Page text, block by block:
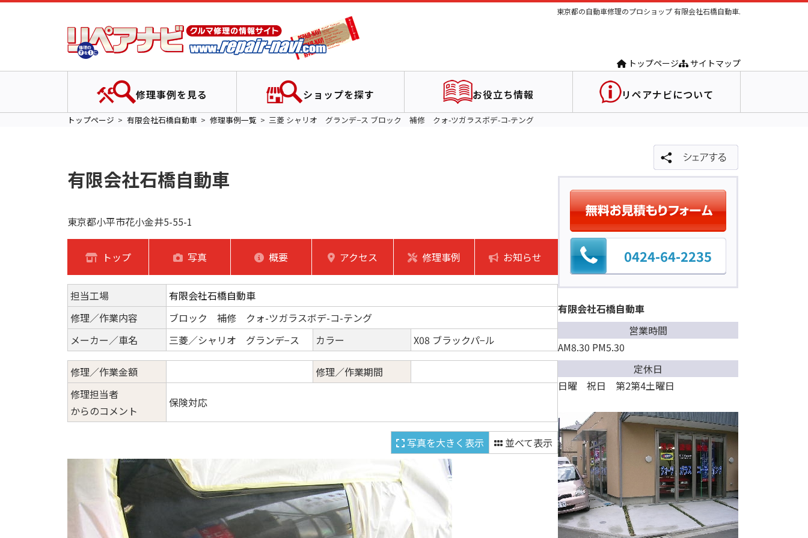
東京都の自動車修理のプロショップ 有限会社石橋自動車.
トップページ サイトマップ
修理事例を見る ショップを探す お役立ち情報 リペアナビについて
トップページ 有限会社石橋自動車 修理事例一覧 三菱 シャリオ グランデ−ス ブロック 補修 クォ-ツガラスボデ-コ-テング
有限会社石橋自動車
東京都小平市花小金井5-55-1
トップ 写真 概要 アクセス 修理事例 お知らせ
担当工場
有限会社石橋自動車
修理／作業内容
ブロック 補修 クォ-ツガラスボデ-コ-テング
メーカー／車名
三菱／シャリオ グランデ−ス カラー X08 ブラックパ−ル
修理／作業金額
修理／作業期間
修理担当者
からのコメント
保険対応
写真を大きく表示 並べて表示
0424-64-2235
有限会社石橋自動車
営業時間
AM8.30 PM5.30
定休日
日曜 祝日 第2第4土曜日